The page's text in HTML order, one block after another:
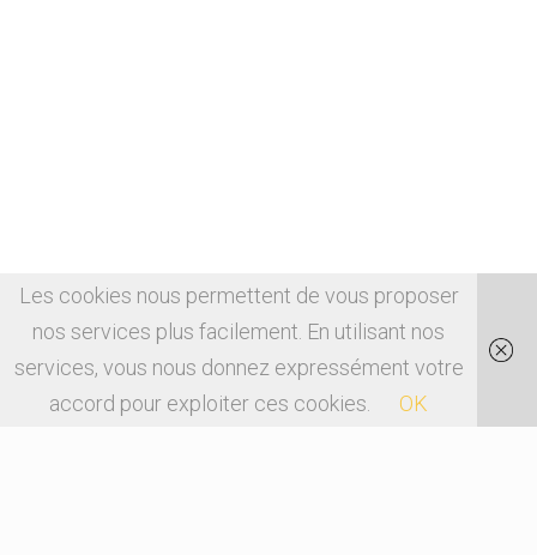
Les cookies nous permettent de vous proposer
nos services plus facilement. En utilisant nos
services, vous nous donnez expressément votre
accord pour exploiter ces cookies.
OK